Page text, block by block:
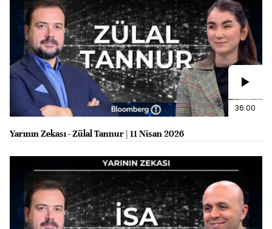
36:00
Yarının Zekası - Zülal Tannur | 11 Nisan 2026